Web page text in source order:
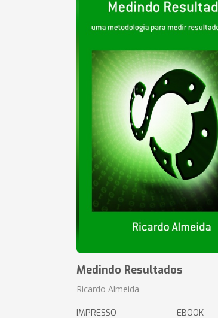
Medindo Resultados
Ricardo Almeida
IMPRESSO EBOOK